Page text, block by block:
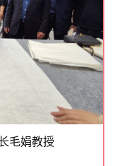
毛娟教授